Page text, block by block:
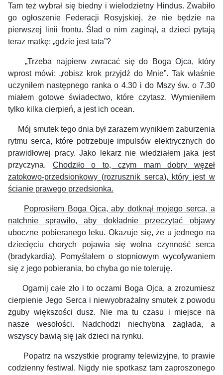
Tam też wybrał się biedny i wielodzietny Hindus. Zwabiło
go ogłoszenie Federacji Rosyjskiej, że nie będzie na
pierwszej linii frontu. Ślad o nim zaginął, a dzieci pytają
teraz matkę: „gdzie jest tata”?
„Trzeba najpierw zwracać się do Boga Ojca, który
wprost mówi: „robisz krok przyjdź do Mnie”. Tak właśnie
uczyniłem następnego ranka o 4.30 i do Mszy św. o 7.30
miałem gotowe świadectwo, które czytasz.Wymieniłem
tylko kilka cierpień, a jest ich ocean.
Mój smutek tego dnia był zarazem wynikiemzaburzenia
rytmu serca, które potrzebuje impulsówelektrycznychdo
prawidłowej pracy.Jako lekarz nie wiedziałem jaka jest
przyczyna. Chodziło o to, czym mam dobrywęzeł
zatokowo-przedsionkowy (rozrusznik serca), który jestw
ścianie prawego przedsionka.
Poprosiłem Boga Ojca, aby dotknął mojego serca,a
natchnie sprawiło, aby dokładnie przeczytać objawy
uboczne pobieranego leku. Okazuje się, że u jednego na
dziecięciu chorych pojawia się wolna czynność serca
(bradykardia). Pomyślałem o stopniowym wycofywaniem
się z jego pobierania, bo chyba go nie toleruję.
Ogarnij całezło i to oczami Boga Ojca,a zrozumiesz
cierpienie Jego Serca i niewyobrażalny smutek z powodu
zguby większości dusz. Nie ma tu czasu i miejsce na
nasze wesołości. Nadchodzi niechybna zagłada, a
wszyscy bawią się jak dzieci na rynku.
Popatrz nawszystkie programy telewizyjne, to prawie
codziennyfestiwal. Nigdy nie spotkasz tam zaproszonego